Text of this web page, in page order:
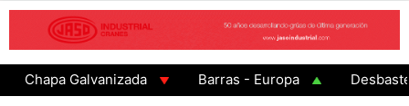
Galvanizada Barras - Europa
Desbaste -